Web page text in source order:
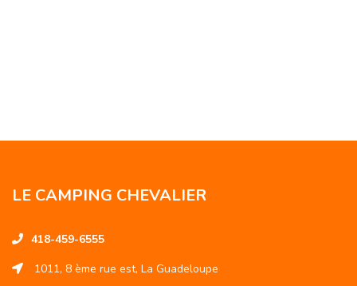
LE CAMPING CHEVALIER
418-459-6555
1011, 8 ème rue est, La Guadeloupe